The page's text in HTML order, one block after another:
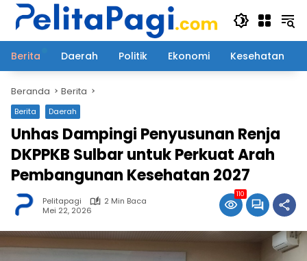
Langsung
Berita
Daerah Politik Ekonomi Kesehatan
Beranda Berita
Berita Daerah
Unhas Dampingi Penyusunan Renja
DKPPKB Sulbar untuk Perkuat Arah
Pembangunan Kesehatan 2027
Pelitapagi
2 Min Baca
Mei 22, 2026
110